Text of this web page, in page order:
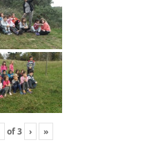
of3 › »